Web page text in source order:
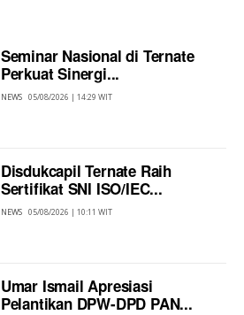
Seminar Nasional di Ternate
Perkuat Sinergi...
NEWS 05/08/2026 | 14:29 WIT
Disdukcapil Ternate Raih
Sertifikat SNI ISO/IEC...
NEWS 05/08/2026 | 10:11 WIT
Umar Ismail Apresiasi
Pelantikan DPW-DPD PAN...